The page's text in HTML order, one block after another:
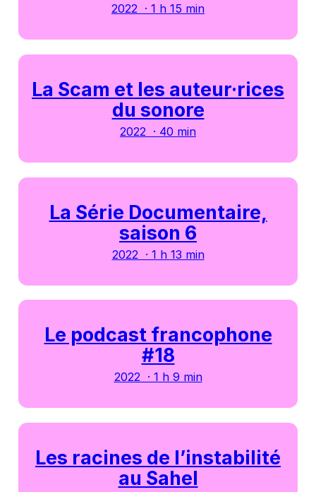
2022 · 1 h 15 min
La Scam et les auteur·rices
du sonore
2022 · 40 min
La Série Documentaire,
saison 6
2022 · 1 h 13 min
Le podcast francophone
#18
2022 · 1 h 9 min
Les racines de l’instabilité
au Sahel